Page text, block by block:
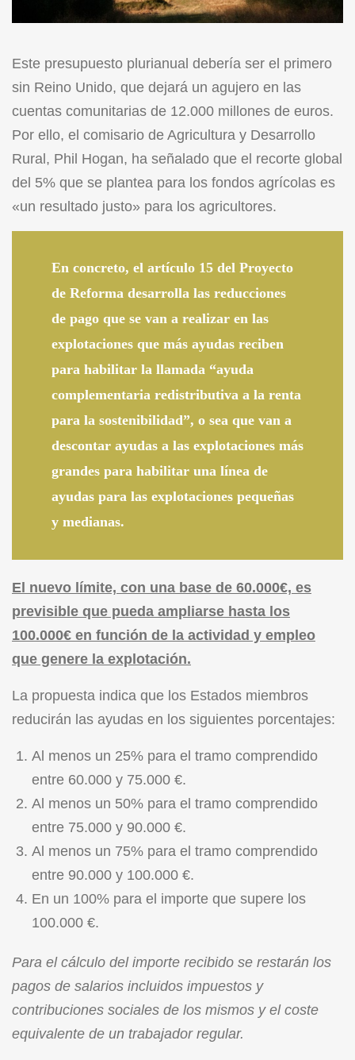
Este presupuesto plurianual debería ser el primero
sin Reino Unido, que dejará un agujero en las
cuentas comunitarias de 12.000 millones de euros.
Por ello, el comisario de Agricultura y Desarrollo
Rural, Phil Hogan, ha señalado que el recorte global
del 5% que se plantea para los fondos agrícolas es
«un resultado justo» para los agricultores.
En concreto, el artículo 15 del Proyecto
de Reforma desarrolla las reducciones
de pago que se van a realizar en las
explotaciones que más ayudas reciben
para habilitar la llamada “ayuda
complementaria redistributiva a la renta
para la sostenibilidad”, o sea que van a
descontar ayudas a las explotaciones más
grandes para habilitar una línea de
ayudas para las explotaciones pequeñas
y medianas.
El nuevo límite, con una base de 60.000€, es
previsible que pueda ampliarse hasta los
100.000€ en función de la actividad y empleo
que genere la explotación.
La propuesta indica que los Estados miembros
reducirán las ayudas en los siguientes porcentajes:
Al menos un 25% para el tramo comprendido
entre 60.000 y 75.000 €.
Al menos un 50% para el tramo comprendido
entre 75.000 y 90.000 €.
Al menos un 75% para el tramo comprendido
entre 90.000 y 100.000 €.
En un 100% para el importe que supere los
100.000 €.
Para el cálculo del importe recibido se restarán los
pagos de salarios incluidos impuestos y
contribuciones sociales de los mismos y el coste
equivalente de un trabajador regular.